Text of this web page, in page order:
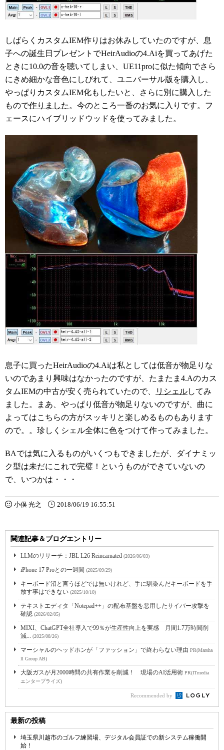
しばらくカスタムIEM作りはお休みしていたのですが、息
子への誕生日プレゼントでHeirAudioの4.Aiを買ってあげた
ときに10.0の音を聴いてしまい、UE11proに似た傾向でさら
にきめ細かな音色にしびれて、ユニバーサル版を購入し、
やっぱりカスタムIEM化もしたいと、さらに別に購入した
もので作りました 。今のところ一番のお気に入りです。フ
ェースにハイブリッドウッドを使ってみました。
息子に買ったHeirAudioの4.Aiは私としては低音が物足りな
いのであまり興味はなかったのですが、たまたま4.Aのカス
タムIEMの中古が安く売られていたので、
リシェルしてみ
ました。まあ、やっぱり低音が物足りないのですが、曲に
よってはこちらの方がスッキリと楽しめるものもあります
ので。。珍しくシェル全体に色をつけて作ってみました。
BAでは気に入るものがいくつもできましたが、ダイナミッ
ク型は未だにこれで完璧！というものができていないの
で、いつかは・・・
小俣 光之 2018/06/19 16:55:51
関連記事＆ブログエントリー
LLMのリサーチ：JBL L26 Reincarnated (2026/06/03)
iPhone 17 Proとの一週間 (2025/09/29)
キーボード沼と言うほどでは無いけれど、手に馴染んだキーボードを手
放す事はできない (2025/10/10)
テキストエディタ「Notepad++」の配布基盤を悪用したサイバー攻撃を
確認 (2026/02/05)
MIXI、ChatGPT全社導入で99％が生産性向上を実感 月間1.7万時間削
減... (2025/08/26)
マーシャルのヘッドホンが「ファッション」で終わらない理由 PR(Marsha
ll Group AB)
大阪ガスが月2000時間の共有作業を削減！ 現場のAI活用術 PR(ITmedia
エンタープライズ)
Recommended by
最新の投稿
埼玉県川越市のゴルフ練習場、デジタル会員証での新システム稼働開
始！